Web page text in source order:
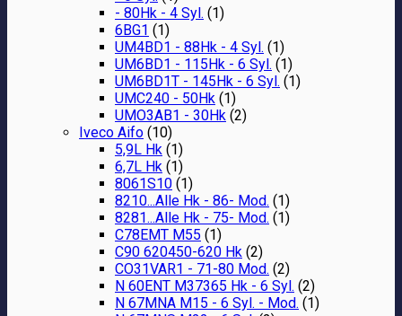
- 80Hk - 4 Syl. (1)
6BG1 (1)
UM4BD1 - 88Hk - 4 Syl. (1)
UM6BD1 - 115Hk - 6 Syl. (1)
UM6BD1T - 145Hk - 6 Syl. (1)
UMC240 - 50Hk (1)
UMO3AB1 - 30Hk (2)
Iveco Aifo (10)
5,9L Hk (1)
6,7L Hk (1)
8061S10 (1)
8210...Alle Hk - 86- Mod. (1)
8281...Alle Hk - 75- Mod. (1)
C78EMT M55 (1)
C90 620450-620 Hk (2)
CO31VAR1 - 71-80 Mod. (2)
N 60ENT M37365 Hk - 6 Syl. (2)
N 67MNA M15 - 6 Syl. - Mod. (1)